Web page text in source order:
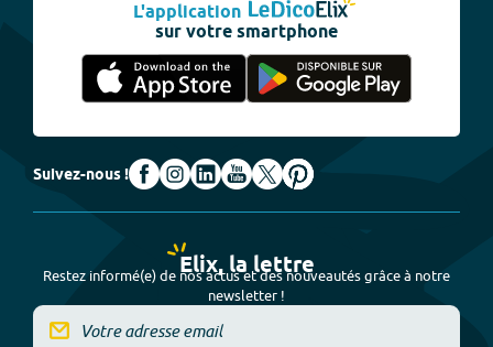
L'application
sur votre smartphone
Suivez-nous !
Elix, la lettre
Restez informé(e) de nos actus et des nouveautés grâce à notre
newsletter !